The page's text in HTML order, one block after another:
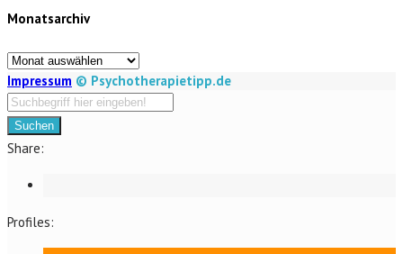
Kategorien
Monatsarchiv
Monatsarchiv
Impressum © Psychotherapietipp.de
Suchen
Share:
Profiles: